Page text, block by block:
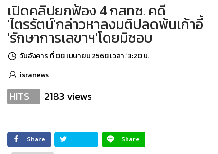
เปิดคลิปยกฟ้อง 4 กสทช. คดี
'ไตรรัตน์'กล่าวหาลงมติปลดพ้นเก้าอี้
'รักษาการเลขาฯ'โดยมิชอบ
วันอังคาร ที่ 08 เมษายน 2568 เวลา 13:20 น.
isranews
HITS 2183 views
Share
Share